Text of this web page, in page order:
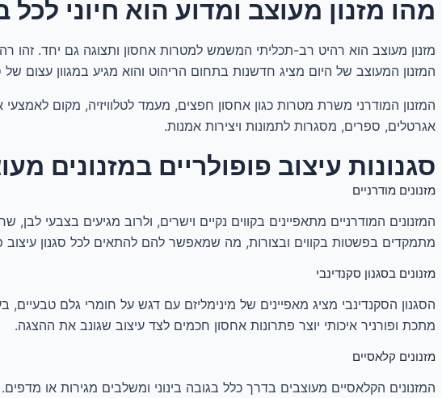
מהו מזנון מעוצב ומדוע הוא חיוני לכל
מזנון מעוצב הוא רהיט רב-תכליתי המשמש למטרות אחסון ותצוגה גם יחד. זהו
המזנון המעוצב של היום מציג חדשנות בתחום הריהוט והוא מגיע במגוון עצום של
המזנון המודרני משרת מטרות כגון אחסון חפצים, מעמד לטלוויזיה, מקום
אגרטלים, ספרים, מסגרות לתמונות ויצירות אמנות.
סגנונות עיצוב פופולריים במזנונים
מזנונים מודרניים
המזנונים המודרניים מתאפיינים בקווים נקיים וישרים, ולרוב מגיעים בצבעי לבן,
מתמקדים בפשטות בקווים ובצורות, מה שמאפשר להם להתאים לכל סגנון עיצוב
מזנונים בסגנון סקנדינבי
הסגנון הסקנדינבי מציג מאפיינים של מינימליזם עם דגש על חומרי גלם
מתכת ופורניר איכותי יוצר פתרונות אחסון חכמים לצד עיצוב שגונב את ההצגה.
מזנונים קלאסיים
המזנונים הקלאסיים מעוצבים בדרך כלל בגובה בינוני ומשלבים מגירות או